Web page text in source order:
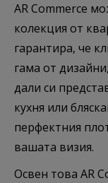
AR Commerce
колекция от
гарантира, че
гама от
дали си
кухня или
перфектния
вашата визия.
Освен това AR